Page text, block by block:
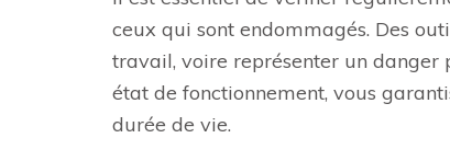
ceux qui sont endommagés. Des
travail, voire représenter un danger
état de fonctionnement, vous
durée de vie.